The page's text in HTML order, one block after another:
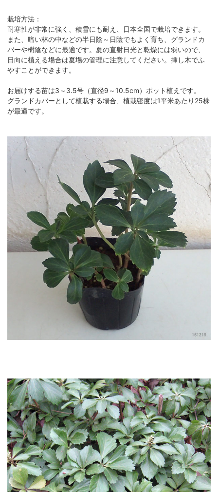
栽培方法：
耐寒性が非常に強く、積雪にも耐え、日本全国で栽培できます。
また、暗い林の中などの半日陰～日陰でもよく育ち、グランドカ
バーや樹陰などに最適です。夏の直射日光と乾燥には弱いので、
日向に植える場合は夏場の管理に注意してください。挿し木でふ
やすことができます。
お届けする苗は3～3.5号（直径9～10.5cm）ポット植えです。
グランドカバーとして植栽する場合、植栽密度は1平米あたり25株
が最適です。